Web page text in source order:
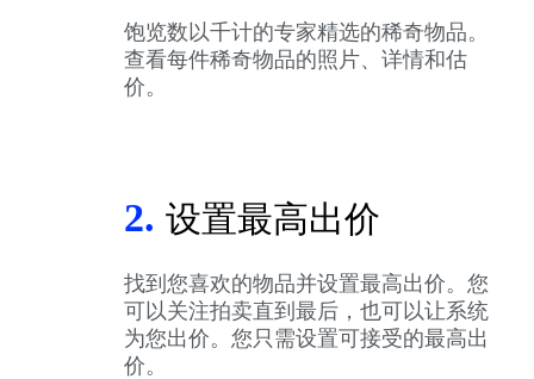
饱览数以千计的专家精选的稀奇物品。
查看每件稀奇物品的照片、详情和估
价。
2. 设置最高出价
找到您喜欢的物品并设置最高出价。您
可以关注拍卖直到最后，也可以让系统
为您出价。您只需设置可接受的最高出
价。